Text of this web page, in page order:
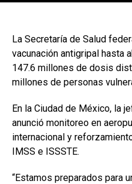
La Secretaría de Salud
vacunación antigripal hasta
147.6 millones de dosis
millones de personas
En la Ciudad de México, la
anunció monitoreo en
internacional y
IMSS e ISSSTE.
“Estamos preparados para